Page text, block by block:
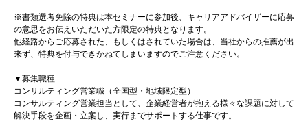
※書類選考免除の特典は本セミナーに参加後、キャリアアドバイザーに応募
の意思をお伝えいただいた方限定の特典となります。
他経路からご応募された、もしくはされていた場合は、当社からの推薦が出
来ず、特典を付与できかねてしまいますのでご注意ください。
▼募集職種
コンサルティング営業職（全国型・地域限定型）
コンサルティング営業担当として、企業経営者が抱える様々な課題に対して
解決手段を企画・立案し、実行までサポートする仕事です。